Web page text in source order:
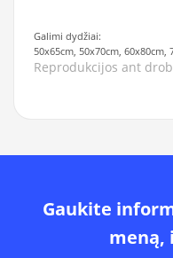
Galimi dydžiai:
50x65cm, 50x70cm, 60x80cm,
Reprodukcijos ant
Gaukite
meną,